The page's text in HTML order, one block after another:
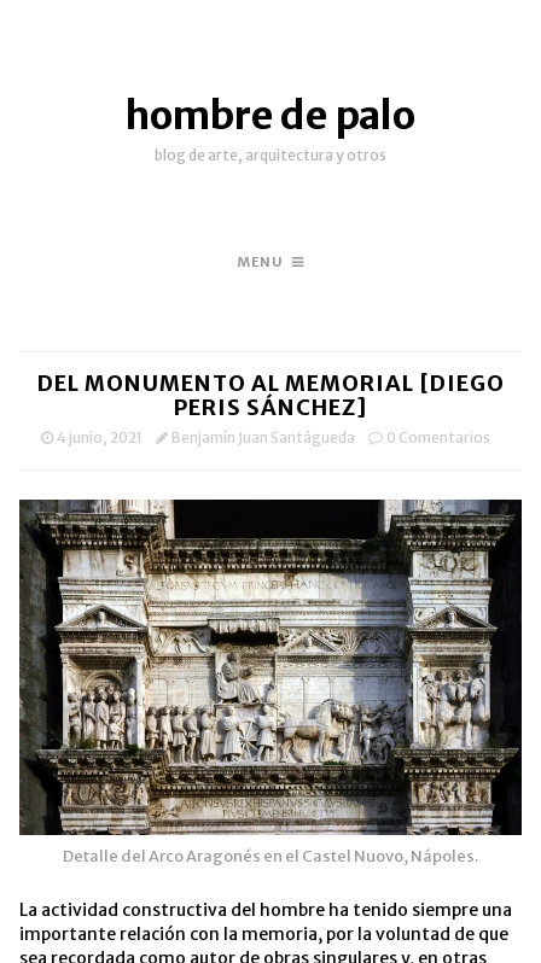
hombre de palo
blog de arte, arquitectura y otros
MENU
DEL MONUMENTO AL MEMORIAL [DIEGO
PERIS SÁNCHEZ]
4 junio, 2021 Benjamín Juan Santágueda 0 Comentarios
Detalle del Arco Aragonés en el Castel Nuovo, Nápoles.
La actividad constructiva del hombre ha tenido siempre una
importante relación con la memoria, por la voluntad de que
sea recordada como autor de obras singulares y, en otras